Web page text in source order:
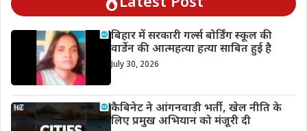
बिहार में सरकारी गर्ल्स बोर्डिंग स्कूल की
वार्डेन की आत्महत्या हत्या साबित हुई है
July 30, 2026
कैबिनेट ने आंगनवाड़ी भर्ती, खेल नीति के
लिए प्रमुख अभियान को मंजूरी दी